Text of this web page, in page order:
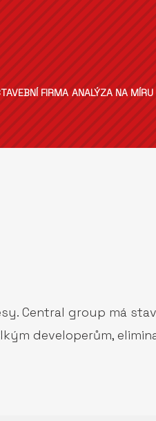
FIRMA ANALÝZA NA MÍRU
Central group má
developerům,